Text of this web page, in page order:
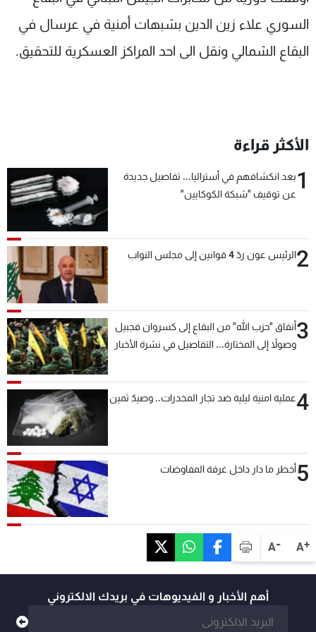
A+
A-
السوري علاء زين الدين بشبهات أمنية في عرسال في
البقاع الشمالي ونقل الى احد المراكز العسكرية للتحقيق.
الأكثر قراءة
1بعد انكشافهم في أستراليا... تفاصيل جديدة
عن توقيف "شبكة الكوكايين"
2الرئيس عون ردّ 4 قوانين إلى مجلس النواب
3أنفاق "حزب الله" من البقاع إلى كسروان فجبيل
وصولاً إلى المختارة... التفاصيل في نشرة الأخبار
4عملية امنية ليلية ضد تجار المخدرات.. وصيدٌ ثمين
5أخطر ما دار داخل غرفة المفاوضات
أهم الأخبار و الفيديوهات في بريدك الالكتروني
شاهد البرامج
الترددات